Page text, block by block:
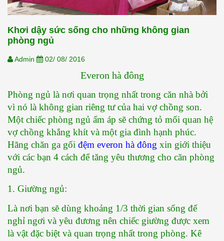
Khơi dậy sức sống cho những không gian
phòng ngủ
Admin 02/ 08/ 2016
Everon hà đông
Phòng ngủ là nơi quan trọng nhất trong căn nhà bởi
vì nó là không gian riêng tư của hai vợ chồng son.
Một chiếc phòng ngủ ấm áp sẽ chứng tỏ mối quan hệ
vợ chồng khắng khít và một gia đình hạnh phúc.
Hãng chăn ga gối đệm everon hà đông xin giới thiệu
với các bạn 4 cách để tăng yêu thương cho căn phòng
ngủ.
1. Giường ngủ:
Là nơi bạn sẽ dùng khoảng 1/3 thời gian sống để
nghỉ ngơi và yêu đương nên chiếc giường được xem
là vật đặc biệt và quan trọng nhất trong phòng. Kê